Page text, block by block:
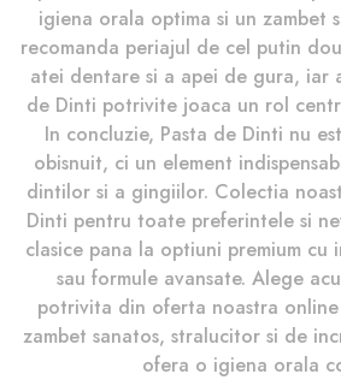
igiena orala optima si un zambet
recomanda periajul de cel putin
atei dentare si a apei de gura, iar
de Dinti potrivite joaca un rol
In concluzie, Pasta de Dinti nu
obisnuit, ci un element
dintilor si a gingiilor. Colectia
Dinti pentru toate preferintele si
clasice pana la optiuni premium
sau formule avansate. Alege
potrivita din oferta noastra
zambet sanatos, stralucitor si de
ofera o igiena orala